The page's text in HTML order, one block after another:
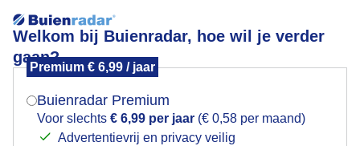
Welkom bij Buienradar, hoe wil je verder
gaan?
Premium € 6,99 / jaar
Buienradar Premium
Voor slechts € 6,99 per jaar (€ 0,58 per maand)
Advertentievrij en privacy veilig
Libelle in de warme zon
Mogen we je locatie gebruiken voor het